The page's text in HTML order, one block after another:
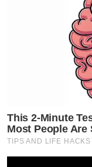
This 2-Minute
Most People Are
TIPS AND LIFE HACKS